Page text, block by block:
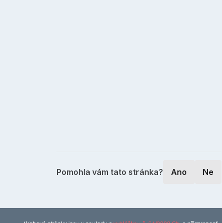
Pomohla vám tato stránka? Ano Ne